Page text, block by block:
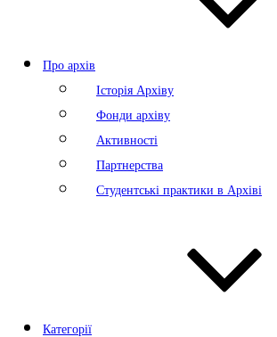
Про архів
Історія Архіву
Фонди архіву
Активності
Партнерства
Студентські практики в Архіві
Категорії